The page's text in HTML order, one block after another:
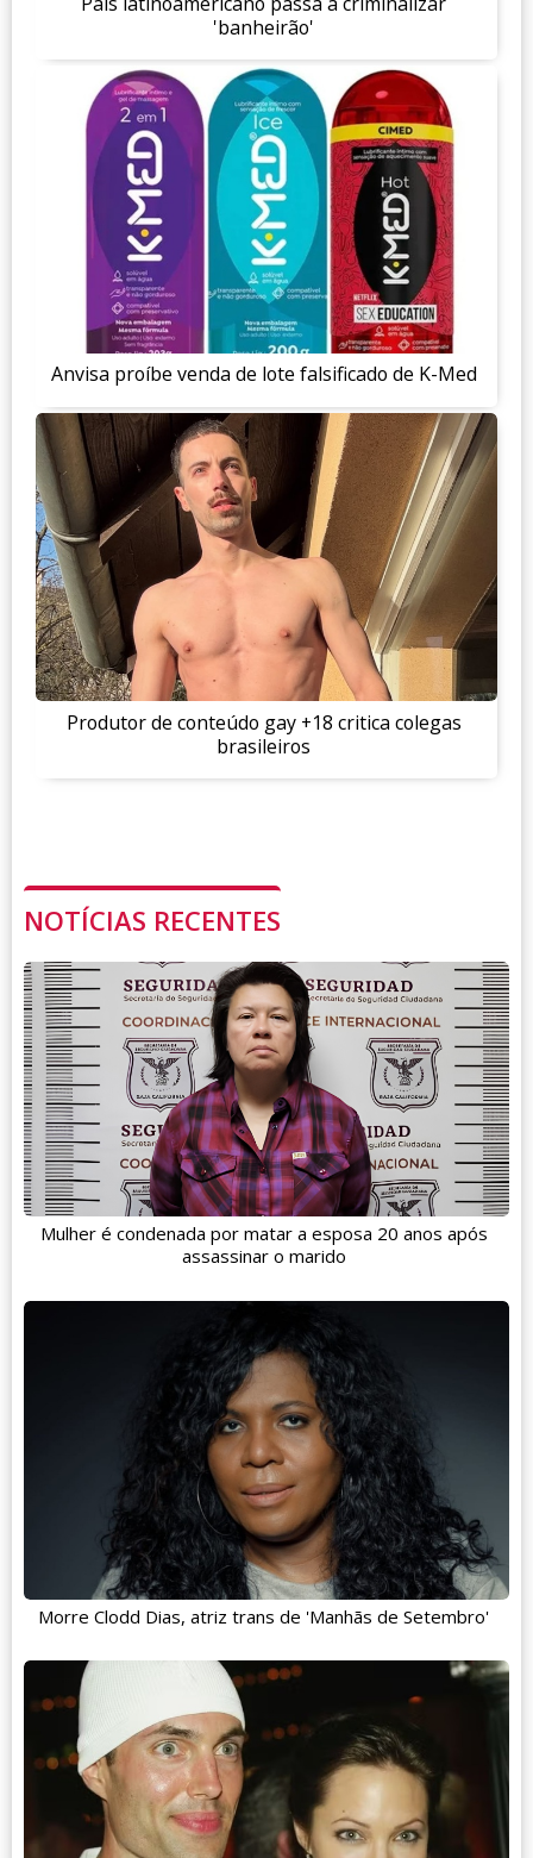
'banheirão'
Anvisa proíbe venda de lote falsificado de K-Med
Produtor de conteúdo gay +18 critica colegas
brasileiros
NOTÍCIAS RECENTES
Mulher é condenada por matar a esposa 20 anos após
assassinar o marido
Morre Clodd Dias, atriz trans de 'Manhãs de Setembro'